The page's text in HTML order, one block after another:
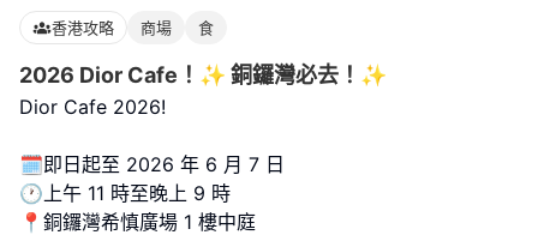
香港攻略 商場 食
2026 Dior Cafe！✨ 銅鑼灣必去！✨
Dior Cafe 2026!
🗓️即日起至 2026 年 6 月 7 日
🕐上午 11 時至晚上 9 時
📍銅鑼灣希慎廣場 1 樓中庭